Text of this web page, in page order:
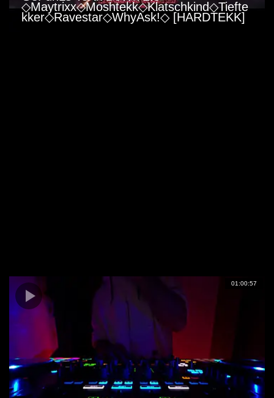
◇Maytrixx◇Moshtekk◇Klatschkind◇Tiefte
kker◇Ravestar◇WhyAsk!◇ [HARDTEKK]
01:00:57